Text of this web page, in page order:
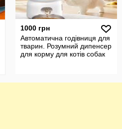
1000 грн
Автоматична годівниця для
тварин. Розумний дипенсер
для корму для котів собак